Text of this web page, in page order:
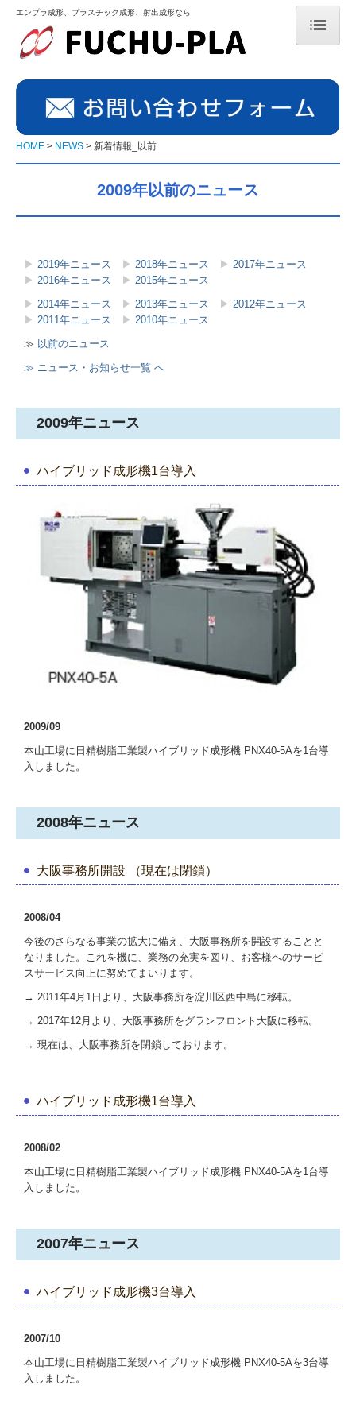
NEWS
NEWS ’26
NEWS ’25
射出成形メーカー
射出成形とは
プラスチックの種類
樹脂化支援
特有成形技術
取り扱い材料一覧
スマート工場
本社工場
本社工場 設備一覧
本山工場
本山工場 設備一覧
サンプルルーム
会社情報
企業理念
会社概要
沿革
情報セキュリティ基本方針
お問い合わせ
エンプラ成形、プラスチック成形、射出成形なら
HOME NEWS 新着情報_以前
2009年以前のニュース
▶ 2019年ニュース ▶ 2018年ニュース ▶ 2017年ニュース
▶ 2016年ニュース ▶ 2015年ニュース
▶ 2014年ニュース ▶ 2013年ニュース ▶ 2012年ニュース
▶ 2011年ニュース ▶ 2010年ニュース
≫ 以前のニュース
≫ ニュース・お知らせ一覧 へ
2009年ニュース
ハイブリッド成形機1台導入
2009/09
本山工場に日精樹脂工業製ハイブリッド成形機 PNX40-5Aを1台導
入しました。
2008年ニュース
大阪事務所開設 （現在は閉鎖）
2008/04
今後のさらなる事業の拡大に備え、大阪事務所を開設することと
なりました。これを機に、業務の充実を図り、お客様へのサービ
スサービス向上に努めてまいります。
→ 2011年4月1日より、大阪事務所を淀川区西中島に移転。
→ 2017年12月 より、 大阪事務所をグランフロント大阪 に移転。
→ 現在は、 大阪事務所を閉鎖しております。
ハイブリッド成形機1台導入
2008/02
本山工場に日精樹脂工業製ハイブリッド成形機 PNX40-5Aを1台導
入しました。
2007年ニュース
ハイブリッド成形機3台導入
2007/10
本山工場に日精樹脂工業製ハイブリッド成形機 PNX40-5Aを3台導
入しました。